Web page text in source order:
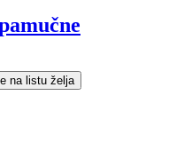
na listu želja